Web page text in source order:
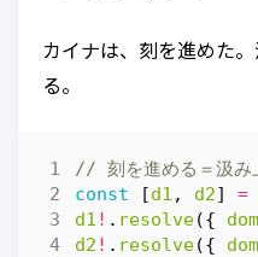
カイナは、刻を進めた
る。
const [d1 , d2] =
d1 ! . resolve({
d2 ! . resolve({